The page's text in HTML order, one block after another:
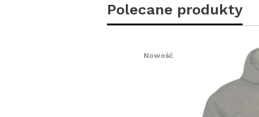
Polecane produkty
Nowość